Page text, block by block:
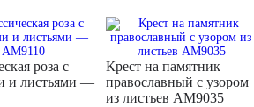
роза с
и листьями —
Крест на памятник
православный с узором
из листьев AM9035